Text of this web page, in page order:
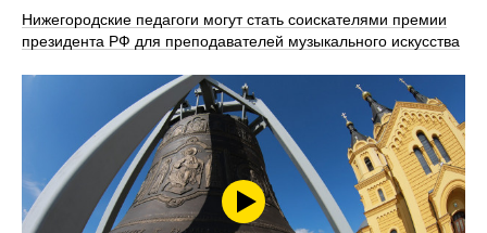
Нижегородские педагоги могут стать соискателями премии
президента РФ для преподавателей музыкального искусства